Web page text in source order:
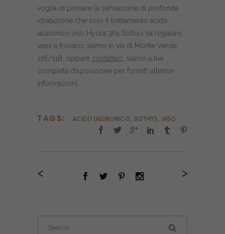
voglia di provare la sensazione di profonda
idratazione che solo il trattamento acido
ialuronico viso Hydra 3ha Sothys sa regalare,
vieni a trovarci, siamo in via di Monte Verde
116/118, oppure contattaci , siamo a tua
completa disposizione per fornirti ulteriori
informazioni.
TAGS: ACIDO IALURONICO, SOTHYS, VISO
< >